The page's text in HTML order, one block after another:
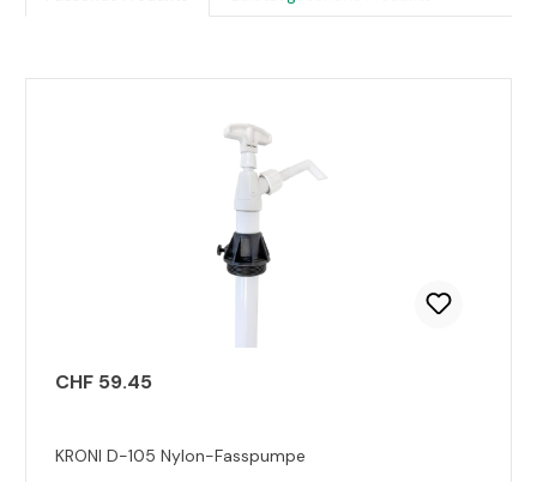
CHF 59.45
KRONI D-105 Nylon-Fasspumpe